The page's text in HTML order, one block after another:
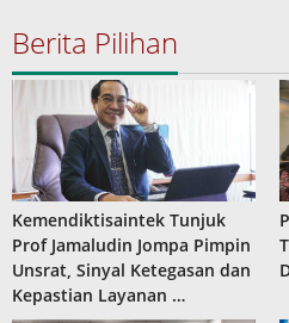
Berita Pilihan
Kemendiktisaintek Tunjuk
Prof Jamaludin Jompa Pimpin
Unsrat, Sinyal Ketegasan dan
Kepastian Layanan …